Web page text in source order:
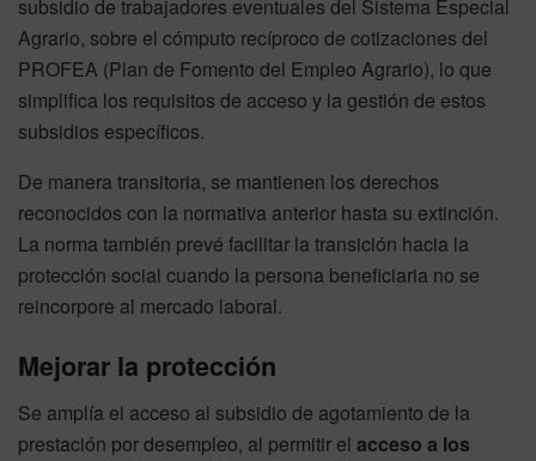
subsidio de trabajadores eventuales del Sistema Especial
Agrario, sobre el cómputo recíproco de cotizaciones del
PROFEA (Plan de Fomento del Empleo Agrario), lo que
simplifica los requisitos de acceso y la gestión de estos
subsidios específicos.
De manera transitoria, se mantienen los derechos
reconocidos con la normativa anterior hasta su extinción.
La norma también prevé facilitar la transición hacia la
protección social cuando la persona beneficiaria no se
reincorpore al mercado laboral.
Mejorar la protección
Se amplía el acceso al subsidio de agotamiento de la
prestación por desempleo, al permitir el acceso a los